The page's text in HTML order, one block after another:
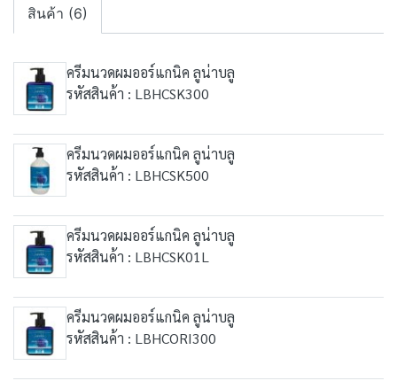
สินค้า (6)
ครีมนวดผมออร์แกนิค ลูน่าบลู
รหัสสินค้า : LBHCSK300
ครีมนวดผมออร์แกนิค ลูน่าบลู
รหัสสินค้า : LBHCSK500
ครีมนวดผมออร์แกนิค ลูน่าบลู
รหัสสินค้า : LBHCSK01L
ครีมนวดผมออร์แกนิค ลูน่าบลู
รหัสสินค้า : LBHCORI300